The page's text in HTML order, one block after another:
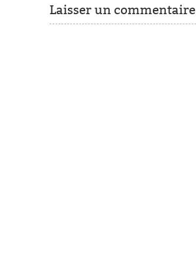
Laisser un commentaire